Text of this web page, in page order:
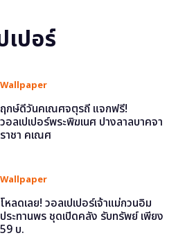
เปอร์
Wallpaper
ฤกษ์ดีวันคเณศจตุรถี แจกฟรี!
วอลเปเปอร์พระพิฆเนศ ปางลาลบาคจา
ราชา คเณศ
Wallpaper
โหลดเลย! วอลเปเปอร์เจ้าแม่กวนอิม
ประทานพร ชุดเปิดคลัง รับทรัพย์ เพียง
59 บ.